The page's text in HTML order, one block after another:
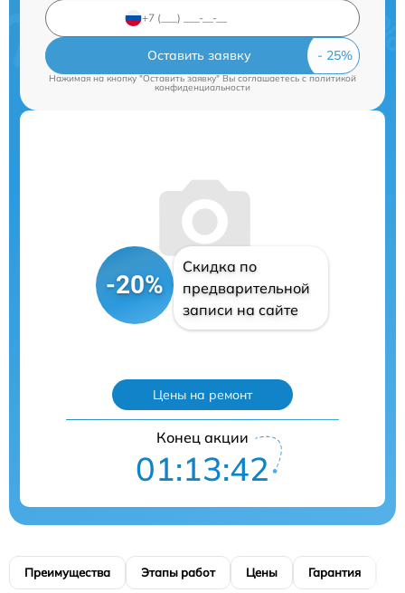
Оставить заявку
Нажимая на кнопку "Оставить заявку" Вы соглашаетесь cполитикой
конфиденциальности
-20%
Скидка по
предварительной
записи на сайте
Цены на ремонт
Конец акции
01:13:41
Преимущества Этапы работ Цены Гарантия